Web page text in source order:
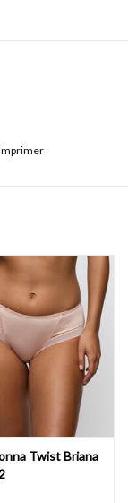
Twist Briana